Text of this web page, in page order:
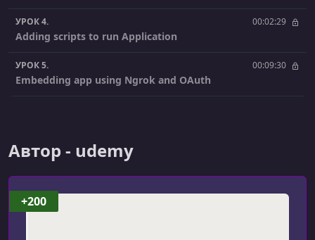
УРОК 4. 00:02:29
Adding scripts to run Application
УРОК 5. 00:09:30
Embedding app using Ngrok and OAuth
УРОК 7.
УРОК 8. 00:06:46
Setting up Node.js (Koa) Server
Автор - udemy
+200